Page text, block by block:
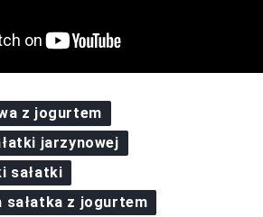
z jogurtem
jarzynowej
sałatki
sałatka z jogurtem